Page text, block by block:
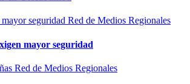
Red de Medios Regionales
mayor seguridad
Red de Medios Regionales